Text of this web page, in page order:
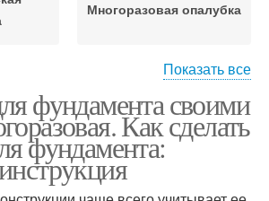
Многоразовая опалубка
Опалубки для заливки
Показать все
фундамента своими
Как сделать
фундамента: